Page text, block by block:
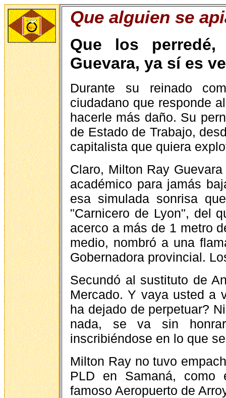
Que alguien se
Que los perredé,
Guevara, ya sí es
Durante su reinado
ciudadano que responde
hacerle más daño. Su
de Estado de Trabajo,
capitalista que quiera
Claro, Milton Ray
académico para jamás
esa simulada sonrisa
"Carnicero de Lyon", del
acerco a más de 1 metro
medio, nombró a una
Gobernadora provincial.
Secundó al sustituto de
Mercado. Y vaya usted a
ha dejado de perpetuar?
nada, se va sin
inscribiéndose en lo que
Milton Ray no tuvo
PLD en Samaná, como
famoso Aeropuerto de